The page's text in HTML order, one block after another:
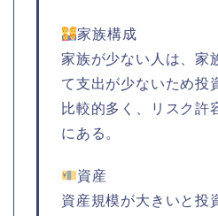
家族構成
家族が少ない人は、家
て支出が少ないため投
比較的多く、リスク許
にある。
資産
資産規模が大きいと投